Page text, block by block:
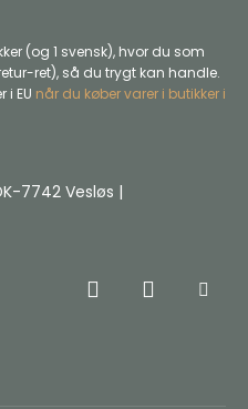
(og 1 svensk), hvor du som
ret), så du trygt kan handle.
EU når du køber varer i butikker i
7742 Vesløs |